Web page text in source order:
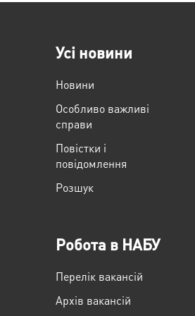
Усі новини
Новини
Особливо важливі
справи
Повістки і
повідомлення
Розшук
Робота в НАБУ
Перелік вакансій
Архів вакансій